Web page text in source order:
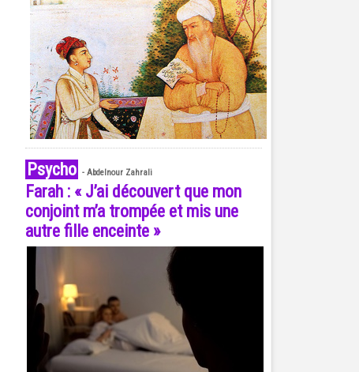
Psycho - Abdelnour Zahrali
Farah : « J’ai découvert que mon
conjoint m’a trompée et mis une
autre fille enceinte »